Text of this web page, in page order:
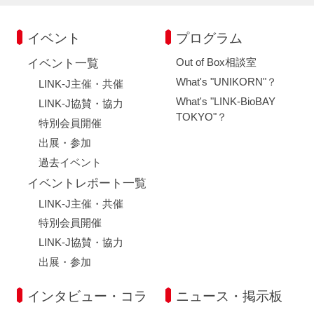
イベント
イベント一覧
LINK-J主催・共催
LINK-J協賛・協力
特別会員開催
出展・参加
過去イベント
イベントレポート一覧
LINK-J主催・共催
特別会員開催
LINK-J協賛・協力
出展・参加
プログラム
Out of Box相談室
What's "UNIKORN"？
What's "LINK-BioBAY
TOKYO"？
インタビュー・コラ
ニュース・掲示板